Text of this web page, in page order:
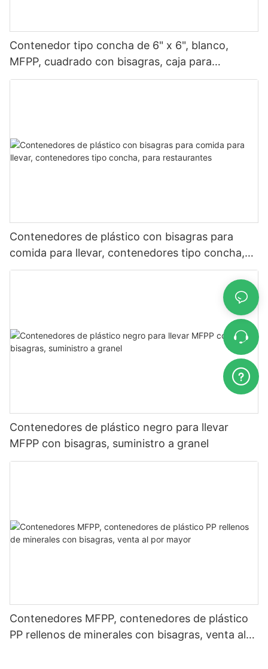
Contenedor tipo concha de 6" x 6", blanco,
MFPP, cuadrado con bisagras, caja para
hamburguesas EP-61
Contenedores de plástico con bisagras para
comida para llevar, contenedores tipo concha,
para restaurantes
Contenedores de plástico negro para llevar
MFPP con bisagras, suministro a granel
Contenedores MFPP, contenedores de plástico
PP rellenos de minerales con bisagras, venta al